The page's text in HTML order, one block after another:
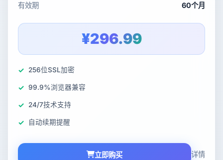
有效期 60个月
¥296.99
256位SSL加密
99.9%浏览器兼容
24/7技术支持
自动续期提醒
立即购买 详情